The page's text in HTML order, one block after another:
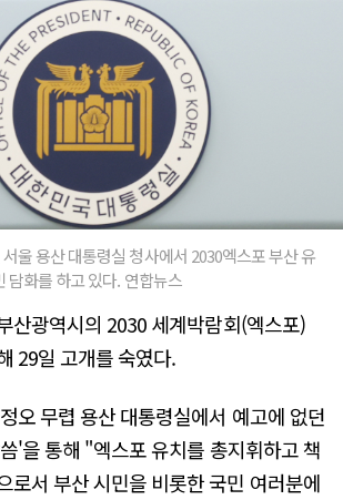
울 용산 대통령실 청사에서 2030엑스포 부산 유
담화를 하고 있다. 연합뉴스
산광역시의 2030 세계박람회(엑스포)
29일 고개를 숙였다.
오 무렵 용산 대통령실에서 예고에 없던
'을 통해 "엑스포 유치를 총지휘하고 책
로서 부산 시민을 비롯한 국민 여러분에